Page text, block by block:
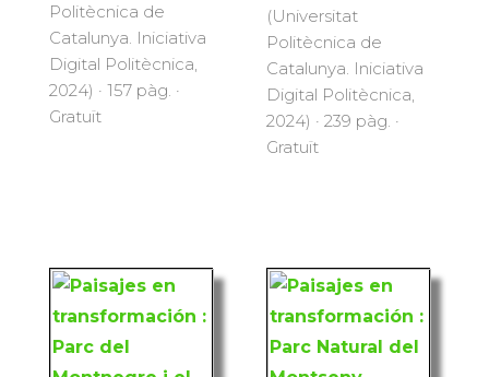
Politècnica de
Catalunya. Iniciativa
Digital Politècnica,
2024) · 157 pàg. ·
Gratuït
(Universitat
Politècnica de
Catalunya. Iniciativa
Digital Politècnica,
2024) · 239 pàg. ·
Gratuït